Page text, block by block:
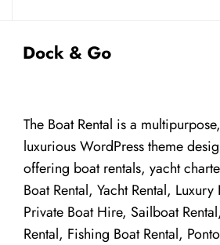
The Boat Rental is a
luxurious WordPress theme
offering boat rentals, yacht
Boat Rental, Yacht Rental, Luxury
Private Boat Hire, Sailboat
Rental, Fishing Boat Rental,